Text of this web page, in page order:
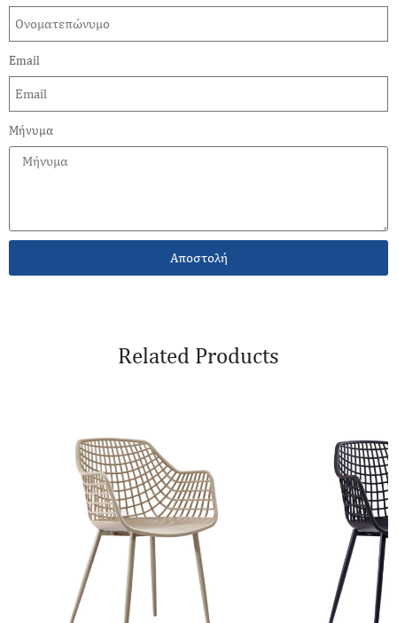
Email
Μήνυμα
Αποστολή
Related Products